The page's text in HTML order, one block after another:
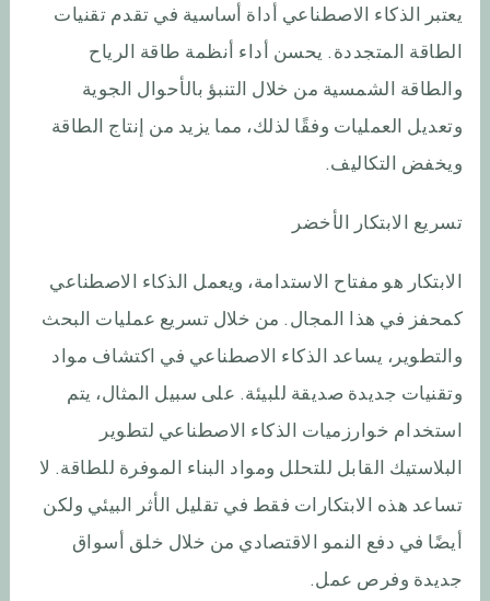
يعتبر الذكاء الاصطناعي أداة أساسية في تقدم تقنيات
الطاقة المتجددة. يحسن أداء أنظمة طاقة الرياح
والطاقة الشمسية من خلال التنبؤ بالأحوال الجوية
وتعديل العمليات وفقًا لذلك، مما يزيد من إنتاج الطاقة
ويخفض التكاليف.
تسريع الابتكار الأخضر
الابتكار هو مفتاح الاستدامة، ويعمل الذكاء الاصطناعي
كمحفز في هذا المجال. من خلال تسريع عمليات البحث
والتطوير، يساعد الذكاء الاصطناعي في اكتشاف مواد
وتقنيات جديدة صديقة للبيئة. على سبيل المثال، يتم
استخدام خوارزميات الذكاء الاصطناعي لتطوير
البلاستيك القابل للتحلل ومواد البناء الموفرة للطاقة. لا
تساعد هذه الابتكارات فقط في تقليل الأثر البيئي ولكن
أيضًا في دفع النمو الاقتصادي من خلال خلق أسواق
جديدة وفرص عمل.